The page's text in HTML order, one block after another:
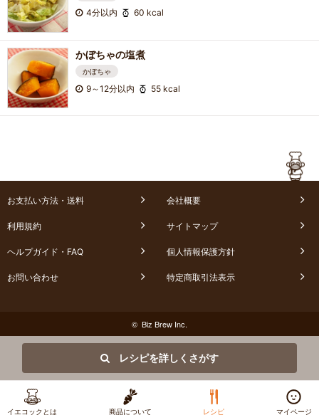
レシピを詳しくさがす
イエコックとは 商品について レシピ マイページ
4分以内 60 kcal
かぼちゃの塩煮
かぼちゃ
9～12分以内 55 kcal
お支払い方法・送料 会社概要
利用規約 サイトマップ
ヘルプガイド・FAQ 個人情報保護方針
お問い合わせ 特定商取引法表示
© Biz Brew Inc.